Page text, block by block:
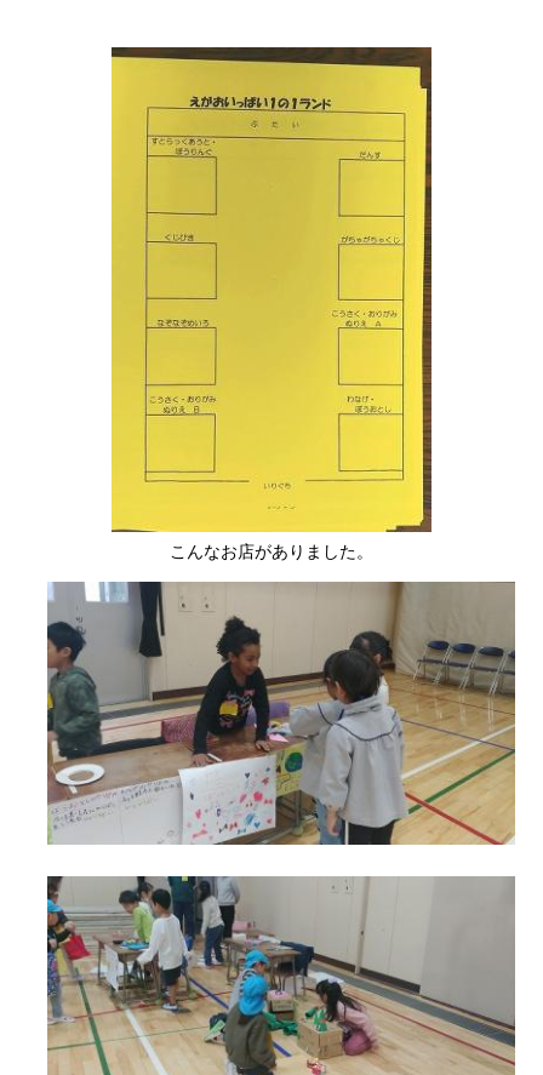
こんなお店がありました。